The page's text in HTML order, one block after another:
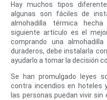
Hay muchos tipos
algunas son fáciles de
almohadilla térmica
siguiente artículo es el
comprando una
duraderos, debe instalarla
ayudarlo a tomar la decisión
Se han promulgado leyes
contra incendios en hoteles
las personas puedan vivir